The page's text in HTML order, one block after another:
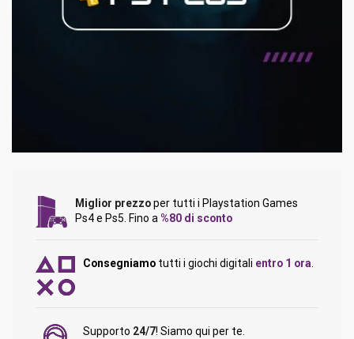
Miglior prezzoper tutti i Playstation Games
Ps4 e Ps5. Fino a%80 di sconto
Consegniamo tutti i giochi digitali entro 1 ora.
Supporto 24/7! Siamo qui per te.